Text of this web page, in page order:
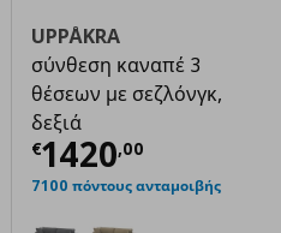
€ 1360,00
UPPÅKRA
σύνθεση καναπέ 3
θέσεων με σεζλόνγκ,
δεξιά
€1420,00
Τρέχουσα
7100 πόντους ανταμοιβής